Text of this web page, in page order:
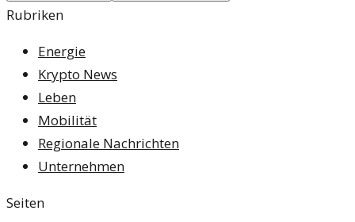
Rubriken
Energie
Krypto News
Leben
Mobilität
Regionale Nachrichten
Unternehmen
Seiten